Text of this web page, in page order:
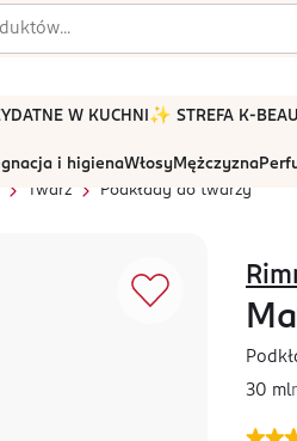
W KUCHNI ✨ STREFA K-
i higienaWłosyMężczyzna
Twarz Podkłady do twarzy
30 ml